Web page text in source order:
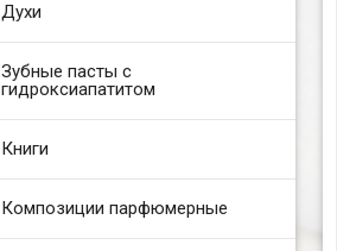
Духи
Зубные пасты с
гидроксиапатитом
Книги
Композиции парфюмерные